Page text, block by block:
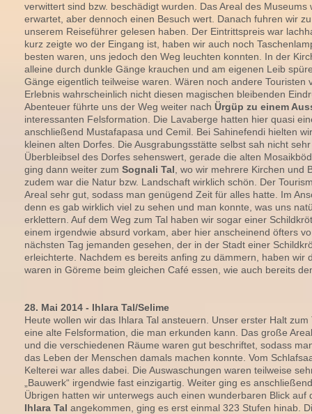
verwittert sind bzw. beschädigt wurden. Das Areal des
erwartet, aber dennoch einen Besuch wert. Danach fuhren wir
unserem Reiseführer gelesen haben. Der Eintrittspreis war
kurz zeigte wo der Eingang ist, haben wir auch noch
besten waren, uns jedoch den Weg leuchten konnten. In der
alleine durch dunkle Gänge krauchen und am eigenen Leib
Gänge eigentlich teilweise waren. Wären noch andere Touristen
Erlebnis wahrscheinlich nicht diesen magischen bleibenden
Abenteuer führte uns der Weg weiter nach Ürgüp zu einem
interessanten Felsformation. Die Lavaberge hatten hier quasi
anschließend Mustafapasa und Cemil. Bei Sahinefendi hielten
kleinen alten Dorfes. Die Ausgrabungsstätte selbst sah nicht
Überbleibsel des Dorfes sehenswert, gerade die alten
ging dann weiter zum Sognali Tal , wo wir mehrere Kirchen und
zudem war die Natur bzw. Landschaft wirklich schön. Der
Areal sehr gut, sodass man genügend Zeit für alles hatte. Im
denn es gab wirklich viel zu sehen und man konnte, was uns
erklettern. Auf dem Weg zum Tal haben wir sogar einer
einem irgendwie absurd vorkam, aber hier anscheinend öfters
nächsten Tag jemanden gesehen, der in der Stadt einer
erleichterte. Nachdem es bereits anfing zu dämmern, haben wir
waren in Göreme beim gleichen Café essen, wie auch bereits
28. Mai 2014 - Ihlara Tal/Selime
Heute wollen wir das Ihlara Tal ansteuern. Unser erster Halt
eine alte Felsformation, die man erkunden kann. Das große
und die verschiedenen Räume waren gut beschriftet, sodass
das Leben der Menschen damals machen konnte. Vom
Kelterei war alles dabei. Die Auswaschungen waren teilweise
„Bauwerk“ irgendwie fast einzigartig. Weiter ging es
Übrigen hatten wir unterwegs auch einen wunderbaren Blick auf
Ihlara Tal angekommen, ging es erst einmal 323 Stufen hinab.